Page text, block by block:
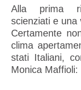
Alla prima
scienziati e una
Certamente
clima
stati Italiani,
Monica Maffioli: